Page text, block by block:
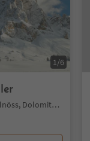
1/6
St. Magdalena - Villnöss, Villnöss, Dolomitenregion Lüsen Villnöss